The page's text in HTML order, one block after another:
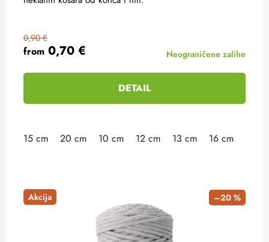
from 0,70 €
0,90 €
Neograničene zalihe
DETAIL
15 cm 20 cm 10 cm 12 cm 13 cm 16 cm
Akcija –20 %